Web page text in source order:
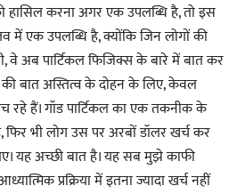
हासिल करना अगर एक उपलब्धि है, तो इस
में एक उपलब्धि है, क्योंकि जिन लोगों की
वे अब पार्टिकल फिजिक्स के बारे में बात कर
बात अस्तित्व के दोहन के लिए, केवल
रहे हैं। गॉड पार्टिकल का एक तकनीक के
भी लोग उस पर अरबों डॉलर खर्च कर
यह अच्छी बात है। यह सब मुझे काफी
प्रक्रिया में इतना ज्यादा खर्च नहीं